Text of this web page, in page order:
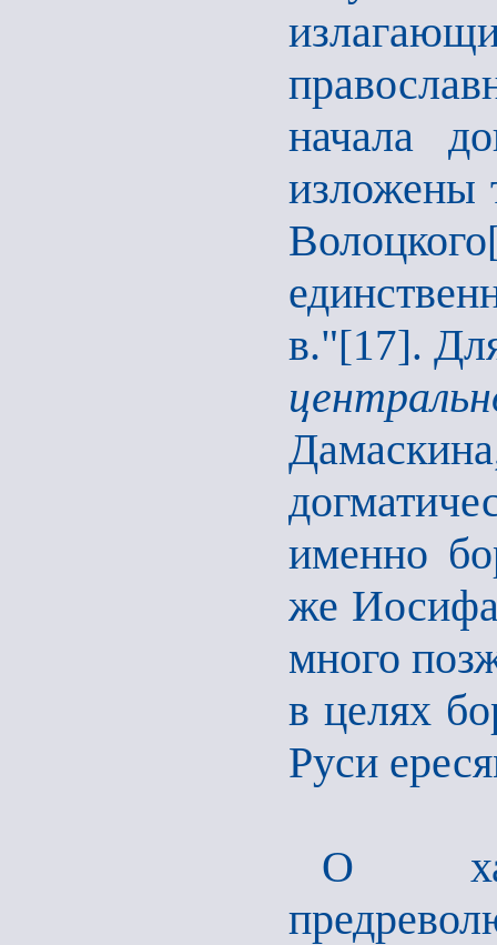
начала
изложены
Волоцкого
в."[17].
именно
же
много
в целях
Руси
О